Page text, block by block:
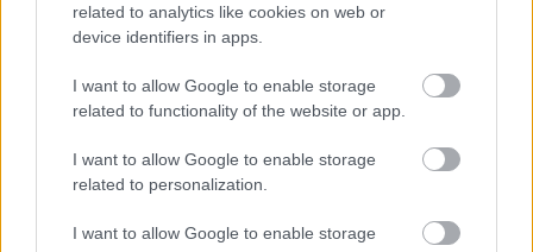
related to analytics like cookies on web or
device identifiers in apps.
I want to allow Google to enable storage
related to functionality of the website or app.
I want to allow Google to enable storage
related to personalization.
I want to allow Google to enable storage
NASTĘPNY ARTYKUŁ
Pomocnik opuszcza Siarkę
Tarnobrzeg. Wraca do macierzystego
klubu
Asseco Resovia| Developres Rzeszów |ITA TOOLS Stal Mielec